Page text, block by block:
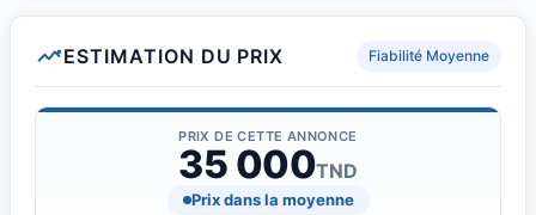
ESTIMATION DU PRIX Fiabilité Moyenne
PRIX DE CETTE ANNONCE
35 000TND
Prix dans la moyenne